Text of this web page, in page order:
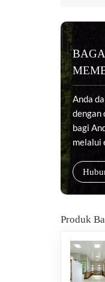
Anda
dengan
bagi
melalui
Produk